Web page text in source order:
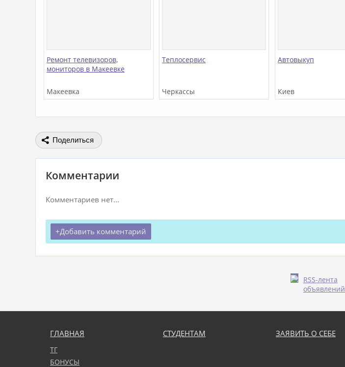
Ремонт телевизоров,
мониторов в Макеевке
Макеевка
Теплосервис
Черкассы
Автовыкуп
Киев
Поделиться
Комментарии
Комментариев нет...
Добавить комментарий
RSS-лента
объявлений
ГЛАВНАЯ
ТГ
БОНУСЫ
СТУДЕНТАМ ЗАЯВИТЬ О СЕБЕ